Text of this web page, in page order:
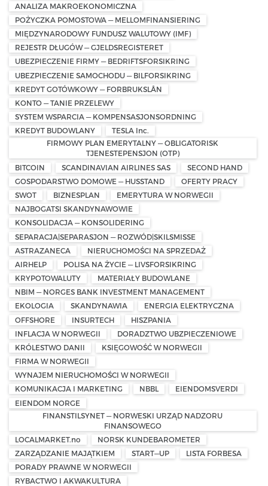
ANALIZA MAKROEKONOMICZNA
POŻYCZKA POMOSTOWA — MELLOMFINANSIERING
MIĘDZYNARODOWY FUNDUSZ WALUTOWY (IMF)
REJESTR DŁUGÓW — GJELDSREGISTERET
UBEZPIECZENIE FIRMY — BEDRIFTSFORSIKRING
UBEZPIECZENIE SAMOCHODU — BILFORSIKRING
KREDYT GOTÓWKOWY — FORBRUKSLÅN
KONTO — TANIE PRZELEWY
SYSTEM WSPARCIA — KOMPENSASJONSORDNING
KREDYT BUDOWLANY
TESLA Inc.
FIRMOWY PLAN EMERYTALNY — OBLIGATORISK
TJENESTEPENSJON (OTP)
BITCOIN
SCANDINAVIAN AIRLINES SAS
SECOND HAND
GOSPODARSTWO DOMOWE — HUSSTAND
OFERTY PRACY
SWOT
BIZNESPLAN
EMERYTURA W NORWEGII
NAJBOGATSI SKANDYNAWOWIE
KONSOLIDACJA — KONSOLIDERING
SEPARACJA|SEPARASJON — ROZWÓD|SKILSMISSE
ASTRAZANECA
NIERUCHOMOŚCI NA SPRZEDAŻ
AIRHELP
POLISA NA ŻYCIE — LIVSFORSIKRING
KRYPOTOWALUTY
MATERIAŁY BUDOWLANE
NBIM — NORGES BANK INVESTMENT MANAGEMENT
EKOLOGIA
SKANDYNAWIA
ENERGIA ELEKTRYCZNA
OFFSHORE
INSURTECH
HISZPANIA
INFLACJA W NORWEGII
DORADZTWO UBZPIECZENIOWE
KRÓLESTWO DANII
KSIĘGOWOŚĆ W NORWEGII
FIRMA W NORWEGII
WYNAJEM NIERUCHOMOŚCI W NORWEGII
KOMUNIKACJA I MARKETING
NBBL
EIENDOMSVERDI
EIENDOM NORGE
FINANSTILSYNET — NORWESKI URZĄD NADZORU
FINANSOWEGO
LOCALMARKET.no
NORSK KUNDEBAROMETER
ZARZĄDZANIE MAJĄTKIEM
START—UP
LISTA FORBESA
PORADY PRAWNE W NORWEGII
RYBACTWO I AKWAKULTURA